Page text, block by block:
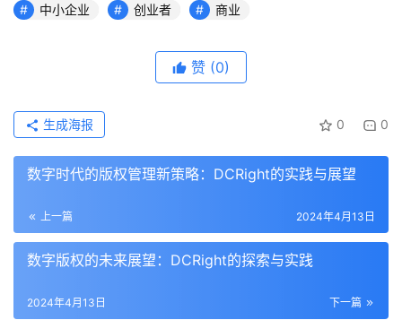
中小企业 创业者 商业
赞 (0)
0 0
生成海报
数字时代的版权管理新策略：DCRight的实践与展望
上一篇 2024年4月13日
数字版权的未来展望：DCRight的探索与实践
下一篇
2024年4月13日